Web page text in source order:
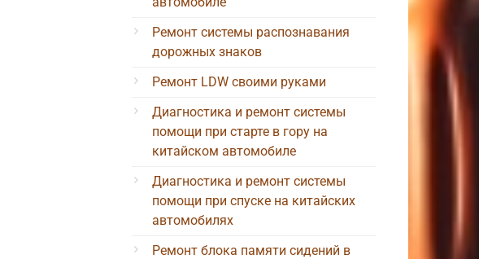
Ремонт системы распознавания
дорожных знаков
Ремонт LDW своими руками
Диагностика и ремонт системы
помощи при старте в гору на
китайском автомобиле
Диагностика и ремонт системы
помощи при спуске на китайских
автомобилях
Ремонт блока памяти сидений в